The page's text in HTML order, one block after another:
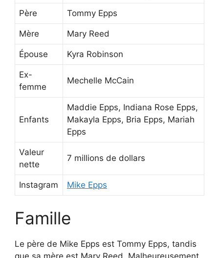
Père Tommy Epps
Mère Mary Reed
Épouse Kyra Robinson
Ex-
femme
Mechelle McCain
Enfants
Maddie Epps, Indiana Rose Epps,
Makayla Epps, Bria Epps, Mariah
Epps
Valeur
nette
7 millions de dollars
Instagram Mike Epps
Famille
Le père de Mike Epps est Tommy Epps, tandis